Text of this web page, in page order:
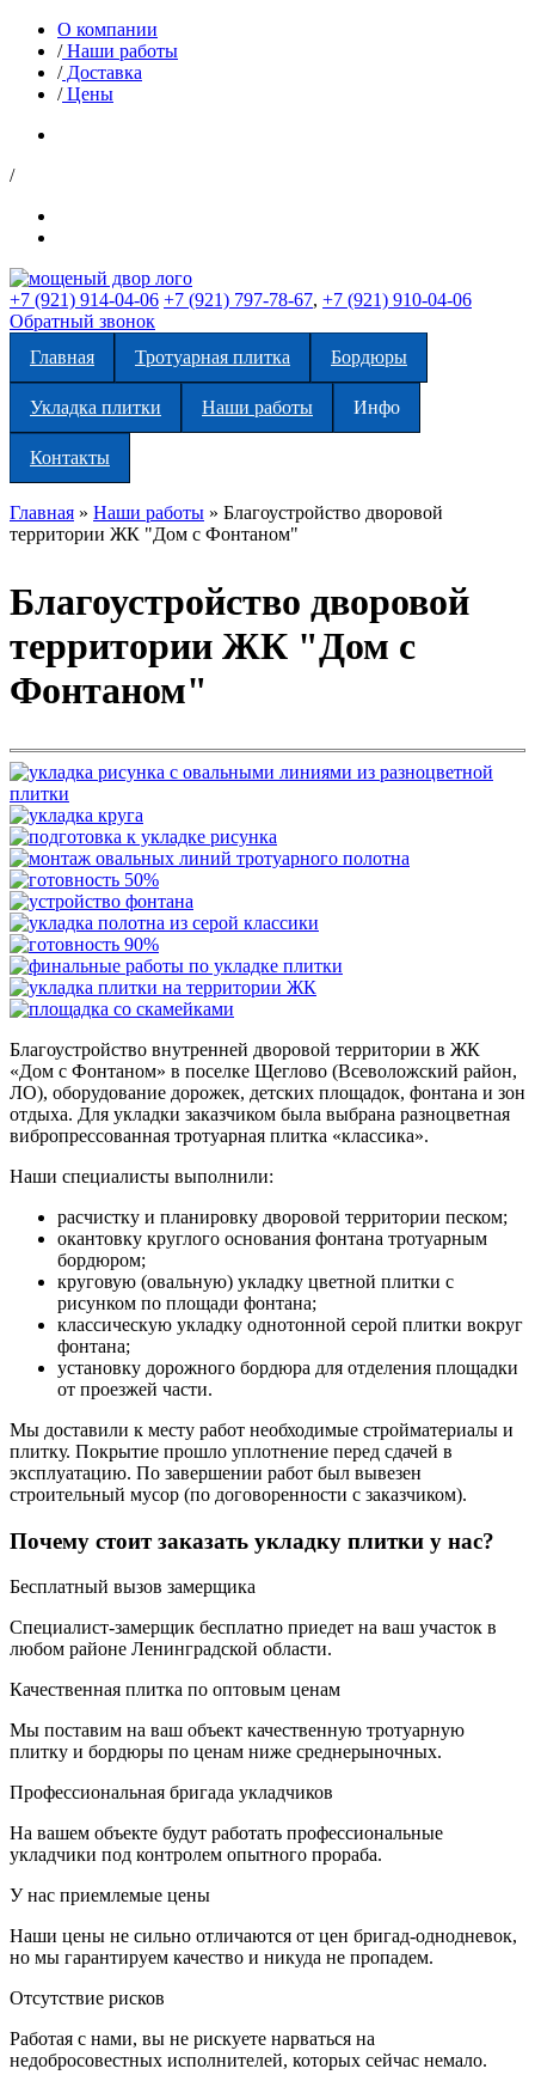
О компании
/Наши работы
/Доставка
/Цены
/
+7 (921) 914-04-06 +7 (921) 797-78-67, +7 (921) 910-04-06
Обратный звонок
Главная
Тротуарная плитка Бордюры
Укладка плитки Наши работы Инфо
Контакты
Главная » Наши работы » Благоустройство дворовой
территории ЖК "Дом с Фонтаном"
Благоустройство дворовой
территории ЖК "Дом с
Фонтаном"
Благоустройство внутренней дворовой территории в ЖК
«Дом с Фонтаном» в поселке Щеглово (Всеволожский район,
ЛО), оборудование дорожек, детских площадок, фонтана и зон
отдыха. Для укладки заказчиком была выбрана разноцветная
вибропрессованная тротуарная плитка «классика».
Наши специалисты выполнили:
расчистку и планировку дворовой территории песком;
окантовку круглого основания фонтана тротуарным
бордюром;
круговую (овальную) укладку цветной плитки с
рисунком по площади фонтана;
классическую укладку однотонной серой плитки вокруг
фонтана;
установку дорожного бордюра для отделения площадки
от проезжей части.
Мы доставили к месту работ необходимые стройматериалы и
плитку. Покрытие прошло уплотнение перед сдачей в
эксплуатацию. По завершении работ был вывезен
строительный мусор (по договоренности с заказчиком).
Почему стоит заказать укладку плитки у нас?
Бесплатный вызов замерщика
Специалист-замерщик бесплатно приедет на ваш участок в
любом районе Ленинградской области.
Качественная плитка по оптовым ценам
Мы поставим на ваш объект качественную тротуарную
плитку и бордюры по ценам ниже среднерыночных.
Профессиональная бригада укладчиков
На вашем объекте будут работать профессиональные
укладчики под контролем опытного прораба.
У нас приемлемые цены
Наши цены не сильно отличаются от цен бригад-однодневок,
но мы гарантируем качество и никуда не пропадем.
Отсутствие рисков
Работая с нами, вы не рискуете нарваться на
недобросовестных исполнителей, которых сейчас немало.